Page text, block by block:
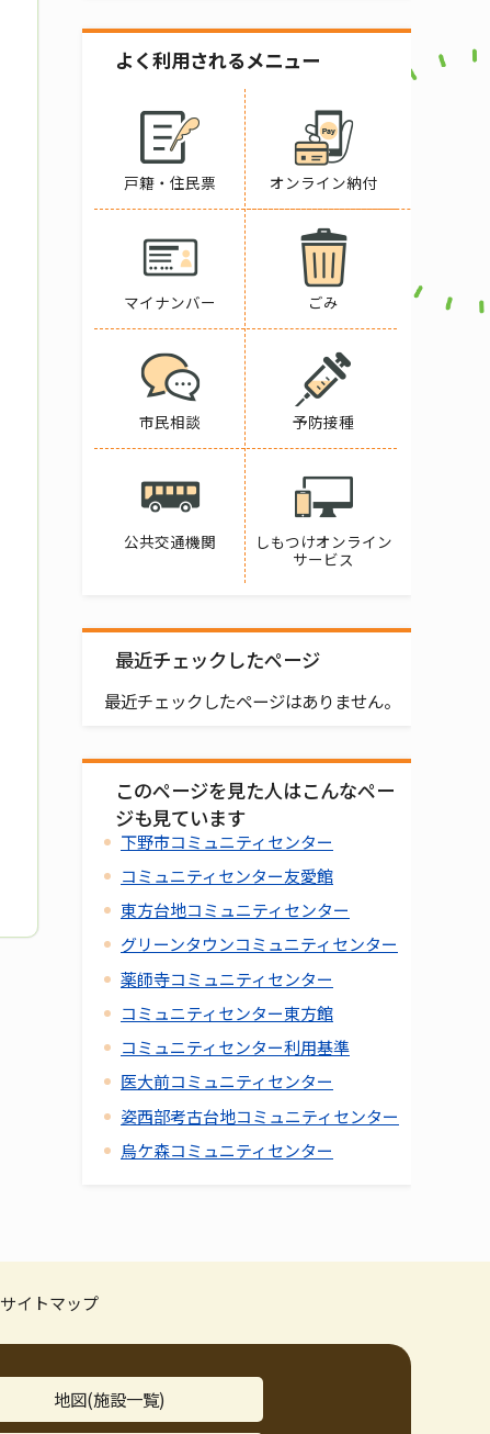
よく利用されるメニュー
戸籍・住民票 オンライン納付
マイナンバー ごみ
市民相談 予防接種
公共交通機関
しもつけオンライン
サービス
最近チェックしたページ
最近チェックしたページはありません。
このページを見た人はこんなペー
ジも見ています
下野市コミュニティセンター
コミュニティセンター友愛館
東方台地コミュニティセンター
グリーンタウンコミュニティセンター
薬師寺コミュニティセンター
コミュニティセンター東方館
コミュニティセンター利用基準
医大前コミュニティセンター
姿西部考古台地コミュニティセンター
烏ケ森コミュニティセンター
サイトマップ
地図(施設一覧)